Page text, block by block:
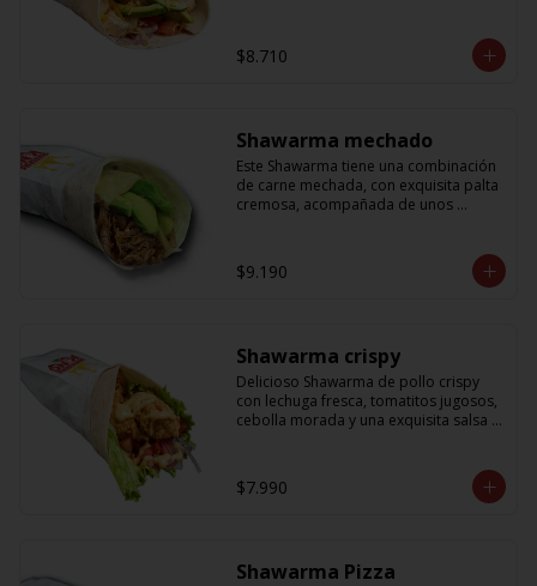
(picante)
$8.710
Shawarma mechado
Este Shawarma tiene una combinación
de carne mechada, con exquisita palta
cremosa, acompañada de unos
salsa imperdible de cilantro! Sabores
que te harán subir al cielo y bajar por
$9.190
Shawarma crispy
Delicioso Shawarma de pollo crispy
con lechuga fresca, tomatitos jugosos,
cebolla morada y una exquisita salsa
$7.990
Shawarma Pizza